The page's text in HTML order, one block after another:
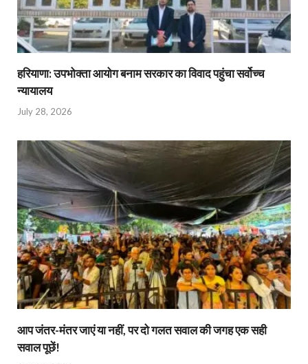
हरियाणा: उपभोक्ता आयोग बनाम सरकार का विवाद पहुंचा सर्वोच्च
न्यायालय
July 28, 2026
आप जंतर-मंतर जाएं या नहीं, पर दो गलत सवाल की जगह एक सही
सवाल पूछें!